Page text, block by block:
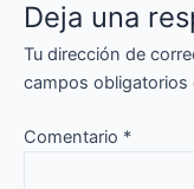
Deja una
Tu dirección de
campos
Comentario *